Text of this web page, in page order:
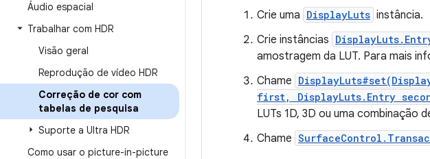
Áudio espacial
Trabalhar com HDR
Visão geral
Reprodução de vídeo HDR
Correção de cor com
tabelas de pesquisa
Suporte a Ultra HDR
Como usar o picture-in-picture
Crie uma DisplayLuts instância.
Crie instâncias
amostragem da LUT. Para mais
Chame
first, DisplayLuts.Entry
LUTs 1D, 3D ou uma combinação
Chame